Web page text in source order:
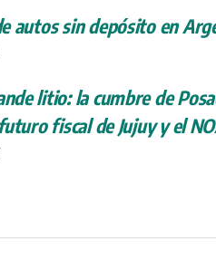
autos sin depósito en
litio: la cumbre de
fiscal de Jujuy y el